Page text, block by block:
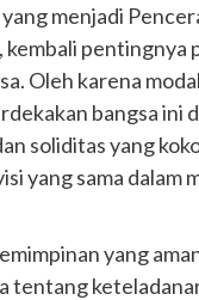
menjadi
kembali pentingnya
Oleh karena
bangsa ini
soliditas yang
yang sama dalam
yang
tentang